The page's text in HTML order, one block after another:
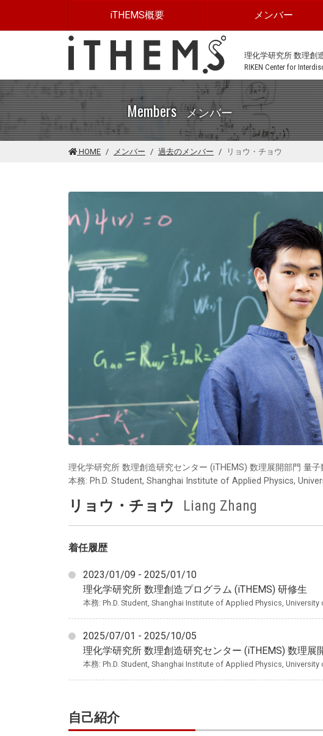
iTHEMS概要 メンバー
理化学研究所 数理創
RIKEN Center for
Members メンバー
HOME メンバー 過去のメンバー リョウ・チョウ
理化学研究所 数理創造研究センター (iTHEMS) 数理展開部門 量
本務: Ph.D. Student, Shanghai Institute of Applied Physics,
リョウ・チョウ Liang Zhang
着任履歴
2023/01/09 - 2025/01/10
理化学研究所 数理創造プログラム (iTHEMS) 研修生
本務: Ph.D. Student, Shanghai Institute of Applied Physics,
2025/07/01 - 2025/10/05
理化学研究所 数理創造研究センター (iTHEMS) 数理展
本務: Ph.D. Student, Shanghai Institute of Applied Physics,
自己紹介